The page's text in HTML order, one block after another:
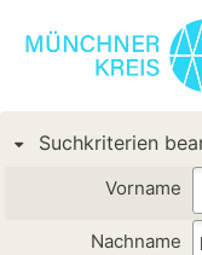
Suchkriterien
Vorname
Nachname